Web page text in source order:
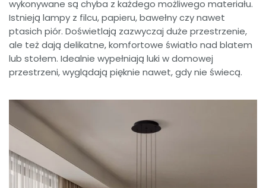
wykonywane są chyba z każdego możliwego materiału.
Istnieją lampy z filcu, papieru, bawełny czy nawet
ptasich piór. Doświetlają zazwyczaj duże przestrzenie,
ale też dają delikatne, komfortowe światło nad blatem
lub stołem. Idealnie wypełniają luki w domowej
przestrzeni, wyglądają pięknie nawet, gdy nie świecą.